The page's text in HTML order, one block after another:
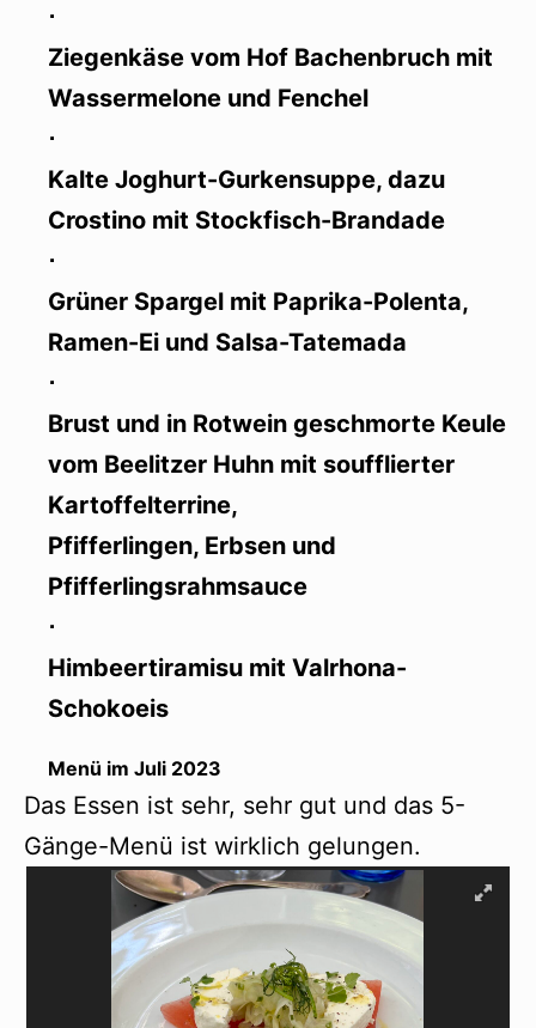
⋅
Ziegenkäse vom Hof Bachenbruch mit
Wassermelone und Fenchel
⋅
Kalte Joghurt-Gurkensuppe, dazu
Crostino mit Stockfisch-Brandade
⋅
Grüner Spargel mit Paprika-Polenta,
Ramen-Ei und Salsa-Tatemada
⋅
Brust und in Rotwein geschmorte Keule
vom Beelitzer Huhn mit soufflierter
Kartoffelterrine,
Pfifferlingen, Erbsen und
Pfifferlingsrahmsauce
⋅
Himbeertiramisu mit Valrhona-
Schokoeis
Menü im Juli 2023
Das Essen ist sehr, sehr gut und das 5-
Gänge-Menü ist wirklich gelungen.